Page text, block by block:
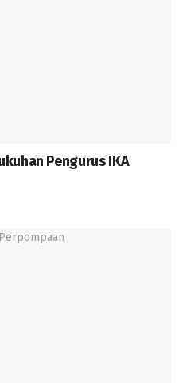
Pengurus IKA